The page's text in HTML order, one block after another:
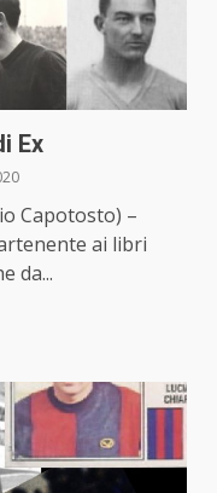
Ex
Capotosto) –
ai libri
da...